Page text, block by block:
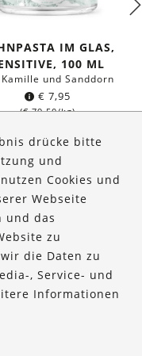
IM GLAS,
100 ML
und Sanddorn
€ 7,95
(€79,50/kg)
drücke bitte
und
Cookies und
Webseite
und das
zu
die Daten zu
, Service- und
Informationen